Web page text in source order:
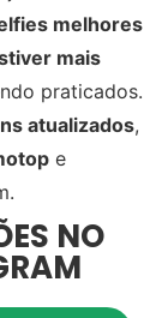
melhores
mais
praticados.
atualizados,
e
NO